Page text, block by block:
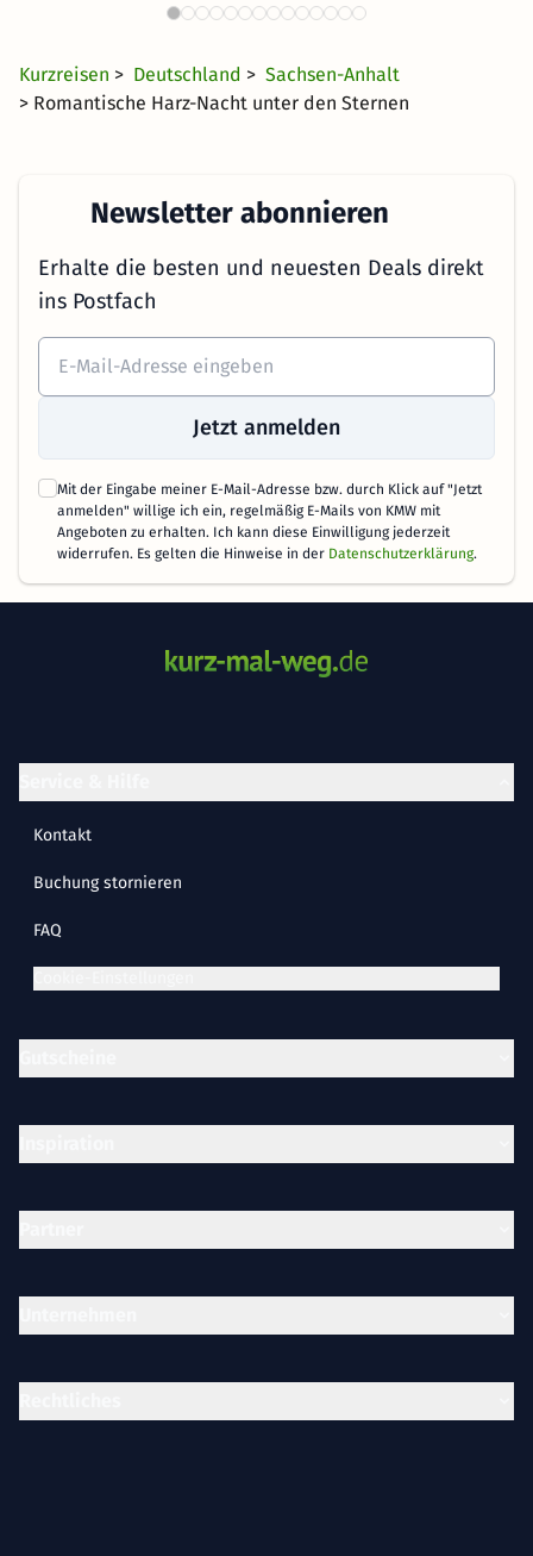
63 Angebote
Kurzreisen > Deutschland > Sachsen-Anhalt
> Romantische Harz-Nacht unter den Sternen
Newsletter abonnieren
Erhalte die besten und neuesten Deals direkt
ins Postfach
Jetzt anmelden
Mit der Eingabe meiner E-Mail-Adresse bzw. durch Klick auf "Jetzt
anmelden" willige ich ein, regelmäßig E-Mails von KMW mit
Angeboten zu erhalten. Ich kann diese Einwilligung jederzeit
widerrufen. Es gelten die Hinweise in der Datenschutzerklärung.
Kontakt
Buchung stornieren
FAQ